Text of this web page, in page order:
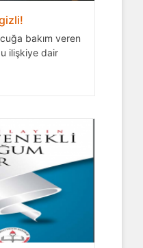
bakım veren
ilişkiye dair